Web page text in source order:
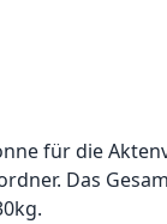
für die
Das